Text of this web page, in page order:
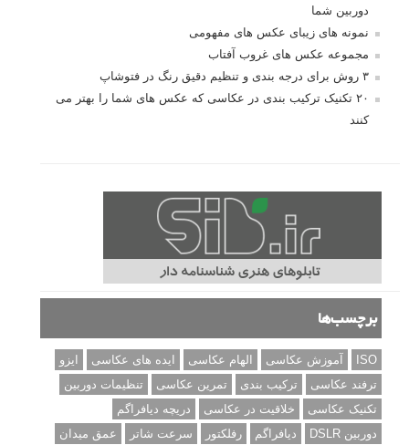
دوربین شما
نمونه های زیبای عکس های مفهومی
مجموعه عکس های غروب آفتاب
۳ روش برای درجه بندی و تنظیم دقیق رنگ در فتوشاپ
۲۰ تکنیک ترکیب بندی در عکاسی که عکس های شما را بهتر می
کنند
برچسب‌ها
ISO آموزش عکاسی الهام عکاسی ایده های عکاسی
ایزو
ترفند عکاسی
ترکیب بندی تمرین عکاسی
تنظیمات دوربین
تکنیک عکاسی
خلاقیت در عکاسی
دریچه دیافراگم
دوربین DSLR
دیافراگم رفلکتور سرعت شاتر
عمق میدان